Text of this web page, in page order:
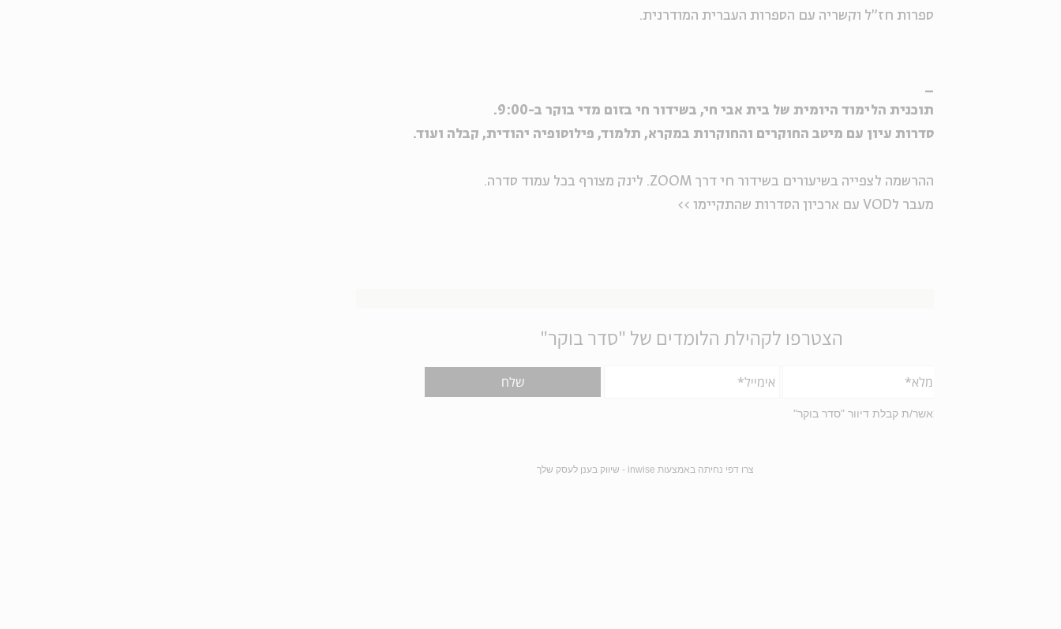
ספרות חז"ל וקשריה עם הספרות העברית המודרנית.
_
תוכנית הלימוד היומית של בית אבי חי, בשידור חי בזום מדי בוקר ב-9:00.
סדרות עיון עם מיטב החוקרים והחוקרות במקרא, תלמוד, פילוסופיה יהודית, קבלה ועוד.
ההרשמה לצפייה בשיעורים בשידור חי דרך ZOOM. לינק מצורף בכל עמוד סדרה.
מעבר לVOD עם ארכיון הסדרות שהתקיימו >>